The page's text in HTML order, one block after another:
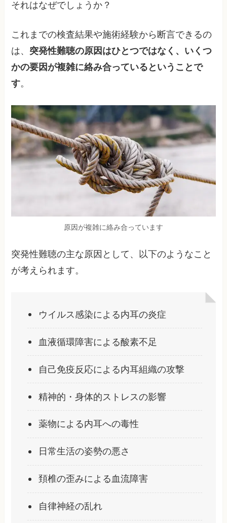
それはなぜでしょうか？
これまでの検査結果や施術経験から断言できるの
は、 突発性難聴の原因はひとつではなく、いくつ
かの要因が複雑に絡み合っているということで
す。
原因が複雑に絡み合っています
突発性難聴の主な原因として、以下のようなこと
が考えられます。
ウイルス感染による内耳の炎症
血液循環障害による酸素不足
自己免疫反応による内耳組織の攻撃
精神的・身体的ストレスの影響
薬物による内耳への毒性
日常生活の姿勢の悪さ
頚椎の歪みによる血流障害
自律神経の乱れ